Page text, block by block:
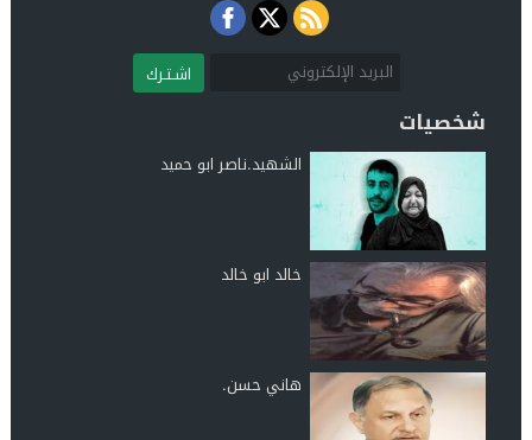
اشـتـرك
شخصيات
الشهيد.ناصر ابو حميد
خالد ابو خالد
هاني حسن.